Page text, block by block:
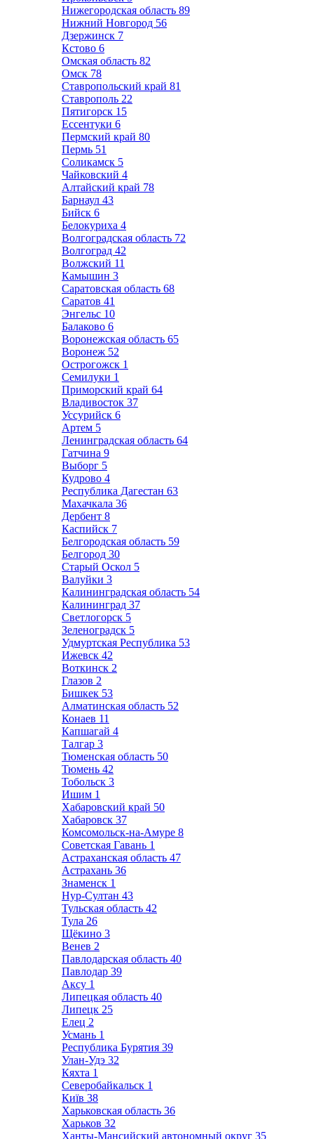
Нижегородская область 89
Нижний Новгород 56
Дзержинск 7
Кстово 6
Омская область 82
Омск 78
Ставропольский край 81
Ставрополь 22
Пятигорск 15
Ессентуки 6
Пермский край 80
Пермь 51
Соликамск 5
Чайковский 4
Алтайский край 78
Барнаул 43
Бийск 6
Белокуриха 4
Волгоградская область 72
Волгоград 42
Волжский 11
Камышин 3
Саратовская область 68
Саратов 41
Энгельс 10
Балаково 6
Воронежская область 65
Воронеж 52
Острогожск 1
Семилуки 1
Приморский край 64
Владивосток 37
Уссурийск 6
Артем 5
Ленинградская область 64
Гатчина 9
Выборг 5
Кудрово 4
Республика Дагестан 63
Махачкала 36
Дербент 8
Каспийск 7
Белгородская область 59
Белгород 30
Старый Оскол 5
Валуйки 3
Калининградская область 54
Калининград 37
Светлогорск 5
Зеленоградск 5
Удмуртская Республика 53
Ижевск 42
Воткинск 2
Глазов 2
Бишкек 53
Алматинская область 52
Конаев 11
Капшагай 4
Талгар 3
Тюменская область 50
Тюмень 42
Тобольск 3
Ишим 1
Хабаровский край 50
Хабаровск 37
Комсомольск-на-Амуре 8
Советская Гавань 1
Астраханская область 47
Астрахань 36
Знаменск 1
Нур-Султан 43
Тульская область 42
Тула 26
Щёкино 3
Венев 2
Павлодарская область 40
Павлодар 39
Аксу 1
Липецкая область 40
Липецк 25
Елец 2
Усмань 1
Республика Бурятия 39
Улан-Удэ 32
Кяхта 1
Северобайкальск 1
Київ 38
Харьковская область 36
Харьков 32
Ханты-Мансийский автономный округ 35